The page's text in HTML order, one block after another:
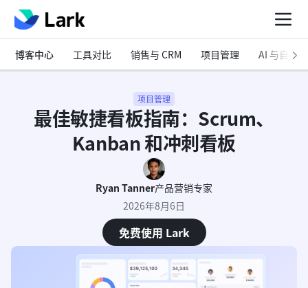
博客中心 工具对比 销售与 CRM 项目管理 AI 与自动化
项目管理
最佳敏捷看板指南：Scrum、
Kanban 和冲刺看板
Ryan Tanner产品营销专家
2026年8月6日
免费使用 Lark